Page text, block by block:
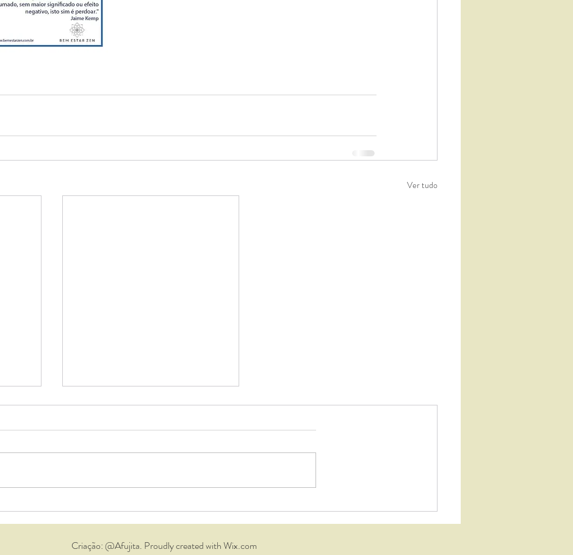
Ver tudo
Criação: @Afujita. Proudly created with Wix.com